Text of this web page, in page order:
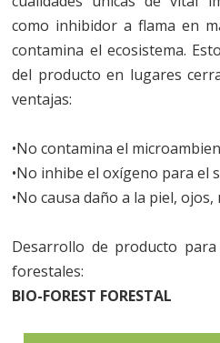
como inhibidor a flama en
contamina el ecosistema.
del producto en lugares
ventajas:
•No contamina el
•No inhibe el oxígeno para el
•No causa daño a la piel,
Desarrollo de producto
forestales:
BIO-FOREST FORESTAL